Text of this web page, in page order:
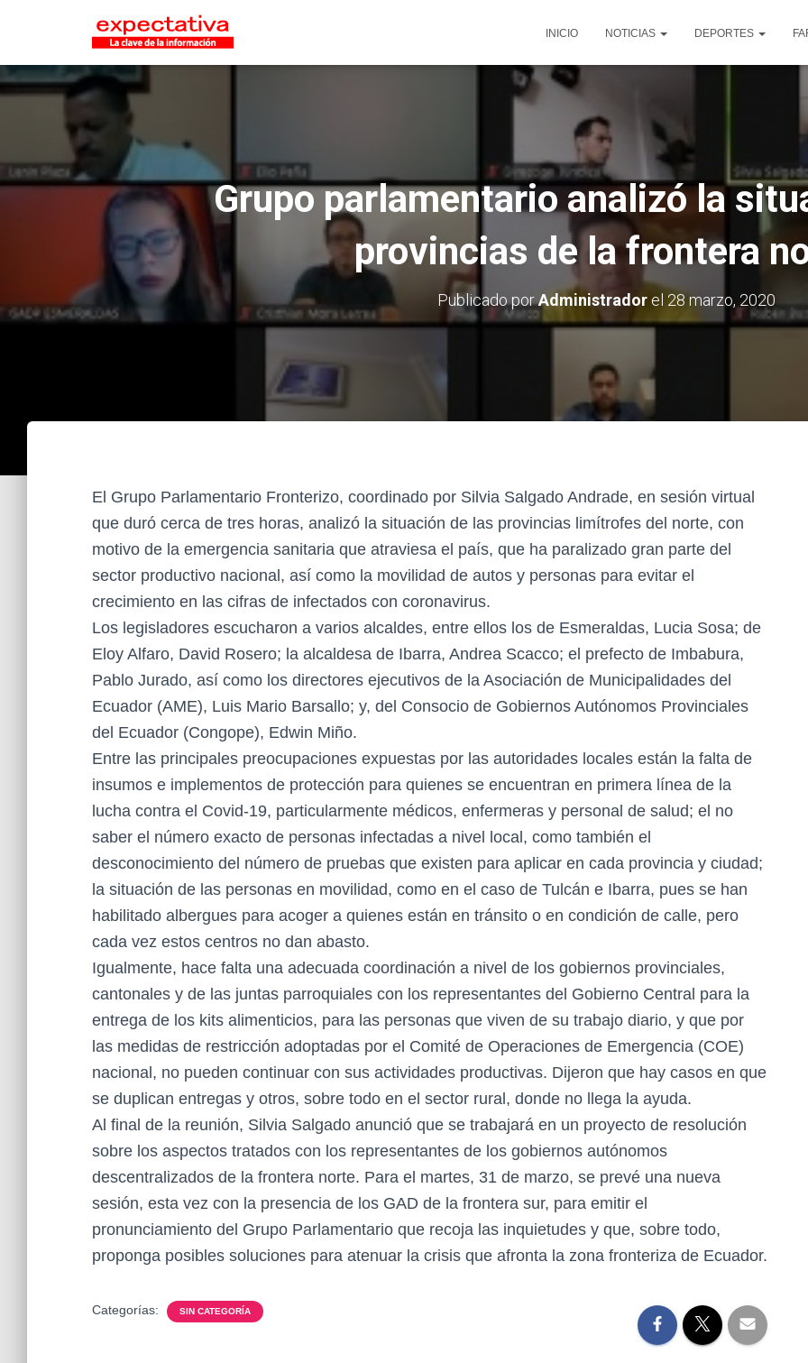
INICIO NOTICIAS DEPORTES
Grupo parlamentario analizó la
provincias de la frontera
Publicado porAdministradorel 28 marzo, 2020
El Grupo Parlamentario Fronterizo, coordinado por Silvia Salgado Andrade, en sesión virtual
que duró cerca de tres horas, analizó la situación de las provincias limítrofes del norte, con
motivo de la emergencia sanitaria que atraviesa el país, que ha paralizado gran parte del
sector productivo nacional, así como la movilidad de autos y personas para evitar el
crecimiento en las cifras de infectados con coronavirus.
Los legisladores escucharon a varios alcaldes, entre ellos los de Esmeraldas, Lucia Sosa; de
Eloy Alfaro, David Rosero; la alcaldesa de Ibarra, Andrea Scacco; el prefecto de Imbabura,
Pablo Jurado, así como los directores ejecutivos de la Asociación de Municipalidades del
Ecuador (AME), Luis Mario Barsallo; y, del Consocio de Gobiernos Autónomos Provinciales
del Ecuador (Congope), Edwin Miño.
Entre las principales preocupaciones expuestas por las autoridades locales están la falta de
insumos e implementos de protección para quienes se encuentran en primera línea de la
lucha contra el Covid-19, particularmente médicos, enfermeras y personal de salud; el no
saber el número exacto de personas infectadas a nivel local, como también el
desconocimiento del número de pruebas que existen para aplicar en cada provincia y ciudad;
la situación de las personas en movilidad, como en el caso de Tulcán e Ibarra, pues se han
habilitado albergues para acoger a quienes están en tránsito o en condición de calle, pero
cada vez estos centros no dan abasto.
Igualmente, hace falta una adecuada coordinación a nivel de los gobiernos provinciales,
cantonales y de las juntas parroquiales con los representantes del Gobierno Central para la
entrega de los kits alimenticios, para las personas que viven de su trabajo diario, y que por
las medidas de restricción adoptadas por el Comité de Operaciones de Emergencia (COE)
nacional, no pueden continuar con sus actividades productivas. Dijeron que hay casos en que
se duplican entregas y otros, sobre todo en el sector rural, donde no llega la ayuda.
Al final de la reunión, Silvia Salgado anunció que se trabajará en un proyecto de resolución
sobre los aspectos tratados con los representantes de los gobiernos autónomos
descentralizados de la frontera norte. Para el martes, 31 de marzo, se prevé una nueva
sesión, esta vez con la presencia de los GAD de la frontera sur, para emitir el
pronunciamiento del Grupo Parlamentario que recoja las inquietudes y que, sobre todo,
proponga posibles soluciones para atenuar la crisis que afronta la zona fronteriza de Ecuador.
Categorías: SIN CATEGORÍA